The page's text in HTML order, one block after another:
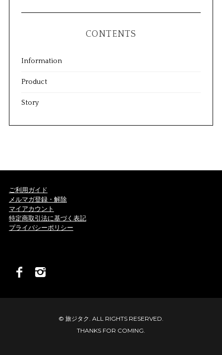
CONTENTS
Information
Product
Story
ご利用ガイド
メルマガ登録・解除
マイアカウント
特定商取引法に基づく表記
プライバシーポリシー
© 旅ジタク. ALL RIGHTS RESERVED.
THANKS FOR COMING.